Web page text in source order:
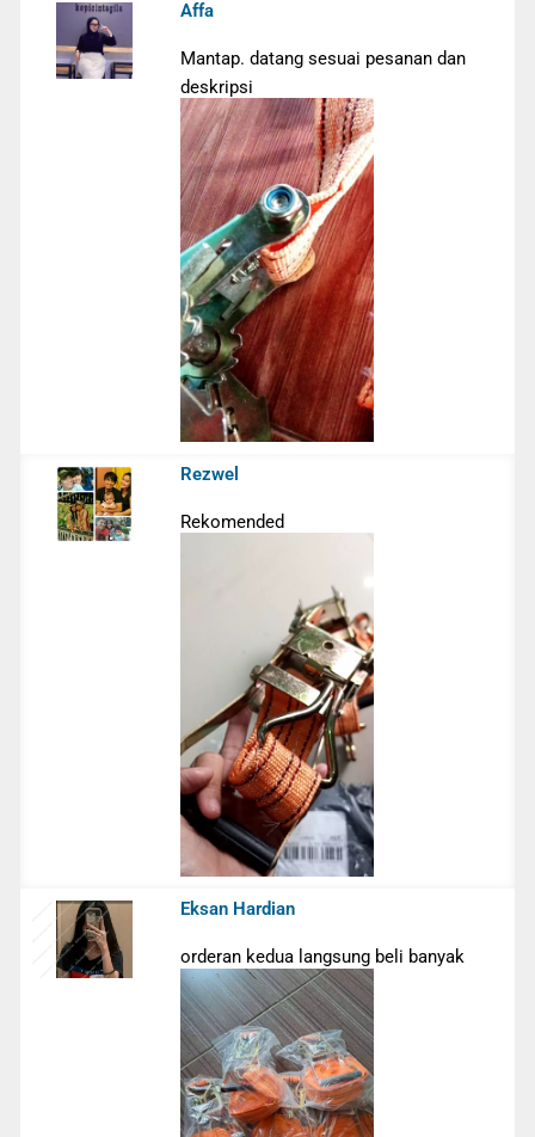
Affa
Mantap. datang sesuai pesanan dan
deskripsi
Rezwel
Rekomended
Eksan Hardian
orderan kedua langsung beli banyak